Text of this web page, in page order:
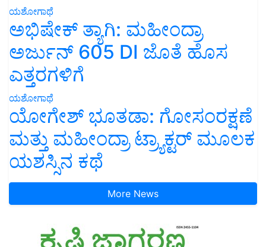
ಯಶೋಗಾಥೆ
ಅಭಿಷೇಕ್ ತ್ಯಾಗಿ: ಮಹೀಂದ್ರಾ
ಅರ್ಜುನ್ 605 DI ಜೊತೆ ಹೊಸ
ಎತ್ತರಗಳಿಗೆ
ಯಶೋಗಾಥೆ
ಯೋಗೇಶ್ ಭೂತಡಾ: ಗೋಸಂರಕ್ಷಣೆ
ಮತ್ತು ಮಹೀಂದ್ರಾ ಟ್ರ್ಯಾಕ್ಟರ್ ಮೂಲಕ
ಯಶಸ್ಸಿನ ಕಥೆ
More News